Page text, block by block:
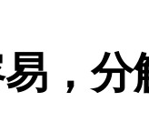
，分